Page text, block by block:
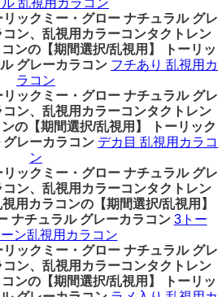
リックミー・グロー ナチュラル グレ
ン、乱視用カラーコンタクトレン
ンの【期間選択/乱視用】 トーリッ
グレーカラコン フチあり 乱視用カ
ラコン
リックミー・グロー ナチュラル グレ
ン、乱視用カラーコンタクトレン
の【期間選択/乱視用】 トーリック
グレーカラコン デカ目 乱視用カラコ
ン
リックミー・グロー ナチュラル グレ
ン、乱視用カラーコンタクトレン
用カラコンの【期間選択/乱視用】
ナチュラル グレーカラコン 3トー
ン乱視用カラコン
リックミー・グロー ナチュラル グレ
ン、乱視用カラーコンタクトレン
ンの【期間選択/乱視用】 トーリッ